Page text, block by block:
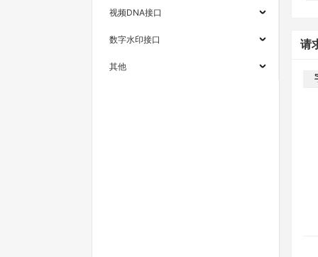
视频DNA接口
数字水印接口
其他
请